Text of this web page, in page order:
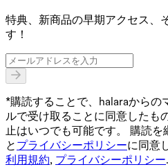
特典、新商品の早期アクセス、
す！
*購読することで、halaraからの
ルで受け取ることに同意したも
止はいつでも可能です。 購読を
と プライバシーポリシーに同意
利用規約, プライバシーポリシー.